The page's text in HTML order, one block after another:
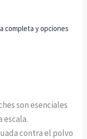
completa y opciones
son esenciales
escala.
contra el polvo